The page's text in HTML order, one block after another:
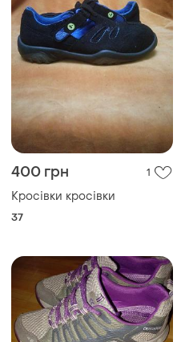
400 грн 1
Кросівки кросівки
37